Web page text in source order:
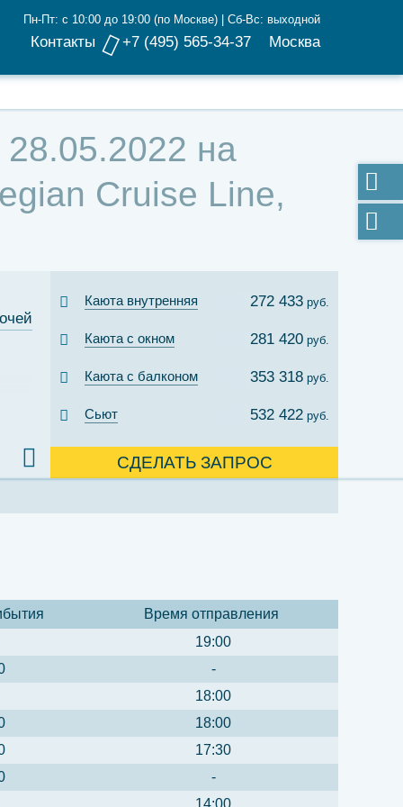
Контакты
Пн-Пт: с 10:00 до 19:00 (по Москве) | Сб-Вс: выходной
+7 (495) 565-34-37 Москва
28.05.2022 на
Cruise Line,
Каюта внутренняя 272 433 руб.
Каюта с окном 281 420 руб.
Каюта с балконом 353 318 руб.
Сьют 532 422 руб.
СДЕЛАТЬ ЗАПРОС
Время отправления
19:00
-
18:00
18:00
17:30
-
14:00